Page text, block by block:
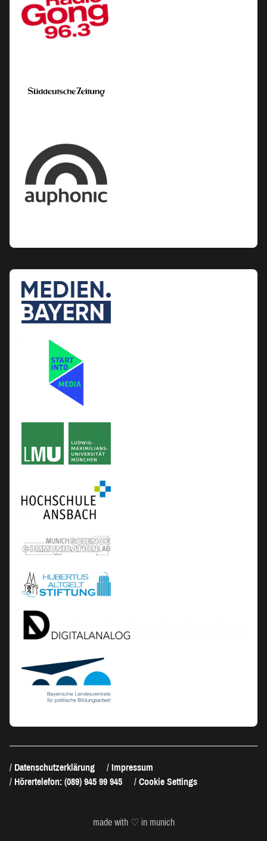
Datenschutzerklärung
Impressum
Hörertelefon: (089) 945 99 945
Cookie Settings
made with ♡ in munich